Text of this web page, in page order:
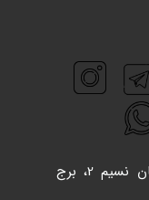
تهران، چیتگر، بلوار کوهک، خیابان نسیم 2، برج